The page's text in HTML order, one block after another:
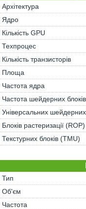
Архітектура
Ядро
Кількість GPU
Техпроцес
Кількість транзисторів
Площа
Частота ядра
Частота шейдерних блоків
Універсальних шейдерних
Блоків растеризації (ROP)
Текстурних блоків (TMU)
Тип
Об'єм
Частота